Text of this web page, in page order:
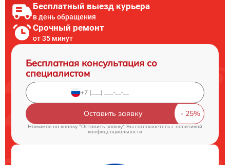
Бесплатный выезд курьера
в день обращения
Срочный ремонт
от 35 минут
Бесплатная консультация со
специалистом
Оставить заявку
Нажимая на кнопку "Оставить заявку" Вы соглашаетесь cполитикой
конфиденциальности